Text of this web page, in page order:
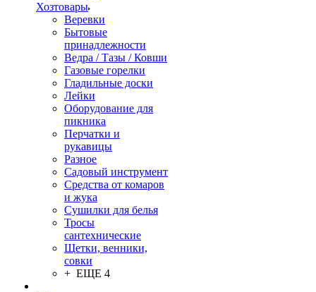
Хозтовары
Веревки
Бытовые
принадлежности
Ведра / Тазы / Ковши
Газовые горелки
Гладильные доски
Лейки
Оборудование для
пикника
Перчатки и
рукавицы
Разное
Садовый инструмент
Средства от комаров
и жука
Сушилки для белья
Тросы
сантехнические
Щетки, венники,
совки
+ ЕЩЕ 4